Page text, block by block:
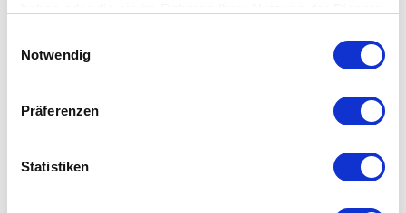
Notwendig
Präferenzen
Statistiken